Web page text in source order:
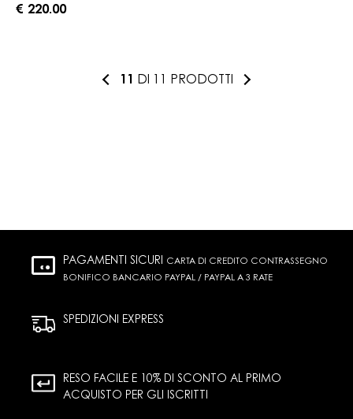
€ 220.00
DI 11 PRODOTTI
PAGAMENTI SICURI
CARTA DI CREDITO CONTRASSEGNO
BONIFICO BANCARIO PAYPAL / PAYPAL A 3 RATE
SPEDIZIONI EXPRESS
RESO FACILE E 10% DI SCONTO AL PRIMO
ACQUISTO PER GLI ISCRITTI